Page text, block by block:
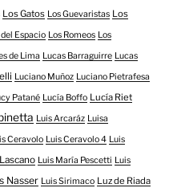
Los Gatos Los Guevaristas Los
del Espacio Los Romeos Los
de Lima Lucas Barraguirre Lucas
Luciano Muñoz Luciano Pietrafesa
Patané Lucía Boffo Lucía Riet
Luis Arcaráz Luisa
Ceravolo Luis Ceravolo 4 Luis
Luis María Pescetti Luis
Nasser Luis Sirimaco Luz de Riada